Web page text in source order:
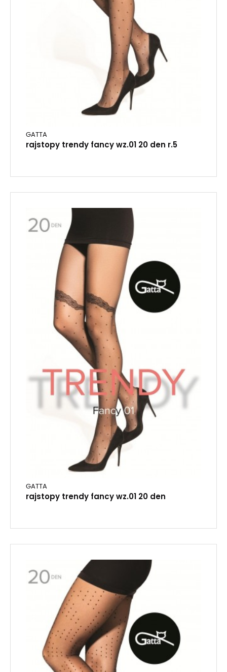
GATTA
rajstopy trendy fancy wz.01 20 den r.5
GATTA
rajstopy trendy fancy wz.01 20 den